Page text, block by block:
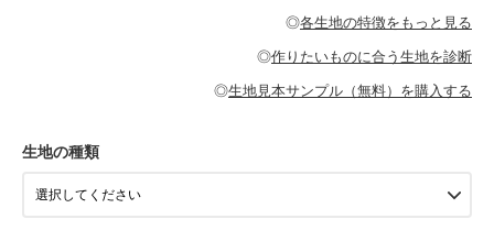
・カーテン、エプロン、テーブルクロスなどの暮らしのアイテム
・パンツ、タックスカートなどのボトムス
もっと詳しく見る
耐久性があります。トートバッグ・ポーチ・ペンケースなどの布
小物、インテリア用品に向いています。
・工作用エプロン
もっと詳しく見る
◎各生地の特徴をもっと見る
◎作りたいものに合う生地を診断
◎生地見本サンプル（無料）を購入する
生地の種類